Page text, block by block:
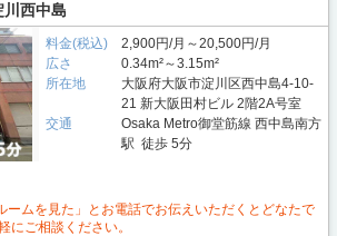
西中島
料金(税込)
2,900円/月～20,500円/月
広さ
0.34m²～3.15m²
所在地
大阪府大阪市淀川区西中島4-10-
21 新大阪田村ビル 2階2A号室
交通
Osaka Metro御堂筋線 西中島南方
駅 徒歩 5分
ームを見た」とお電話でお伝えいただくとどなたで
にご相談ください。